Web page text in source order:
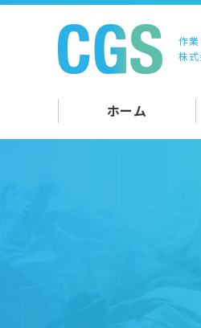
作
株
ホーム